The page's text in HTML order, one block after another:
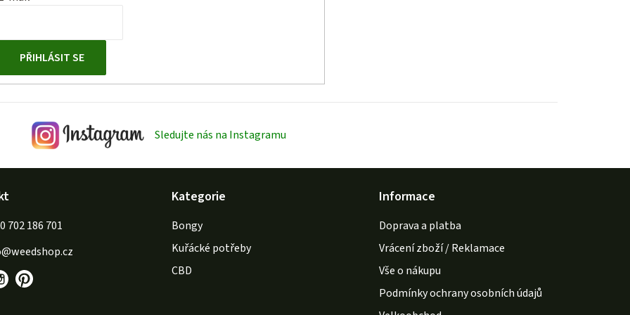
PŘIHLÁSIT SE
Sledujte nás na Instagramu
@weedshop.cz
702 186 701
Kategorie
Bongy
Kuřácké potřeby
CBD
Informace
Doprava a platba
Vrácení zboží / Reklamace
Vše o nákupu
Podmínky ochrany osobních údajů